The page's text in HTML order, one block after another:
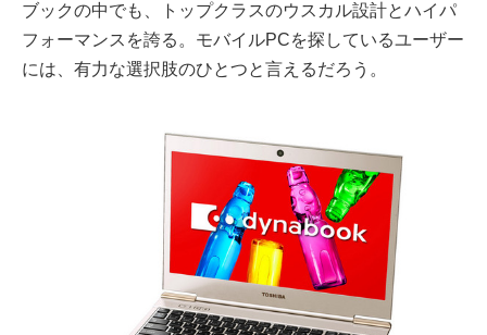
ブックの中でも、トップクラスのウスカル設計とハイパ
フォーマンスを誇る。モバイルPCを探しているユーザー
には、有力な選択肢のひとつと言えるだろう。